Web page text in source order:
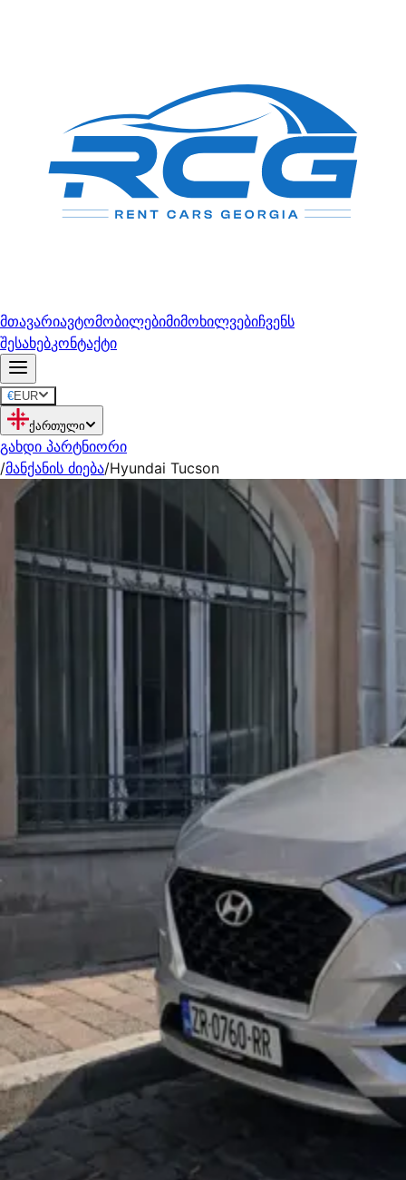
მთავარიავტომობილებიმიმოხილვებიჩვენს
შესახებკონტაქტი
€EUR
ქართული
გახდი პარტნიორი
/მანქანის ძიება/Hyundai Tucson